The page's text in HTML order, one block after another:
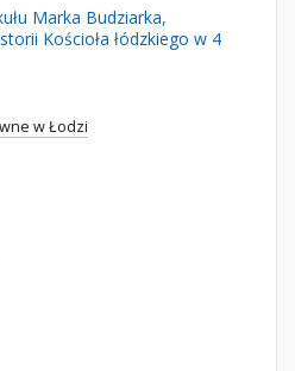
Marka Budziarka,
Kościoła łódzkiego w 4
w Łodzi